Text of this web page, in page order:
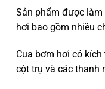
Sản phẩm được làm
hơi bao gồm nhiều
Cua bơm hơi có
cột trụ và các thanh